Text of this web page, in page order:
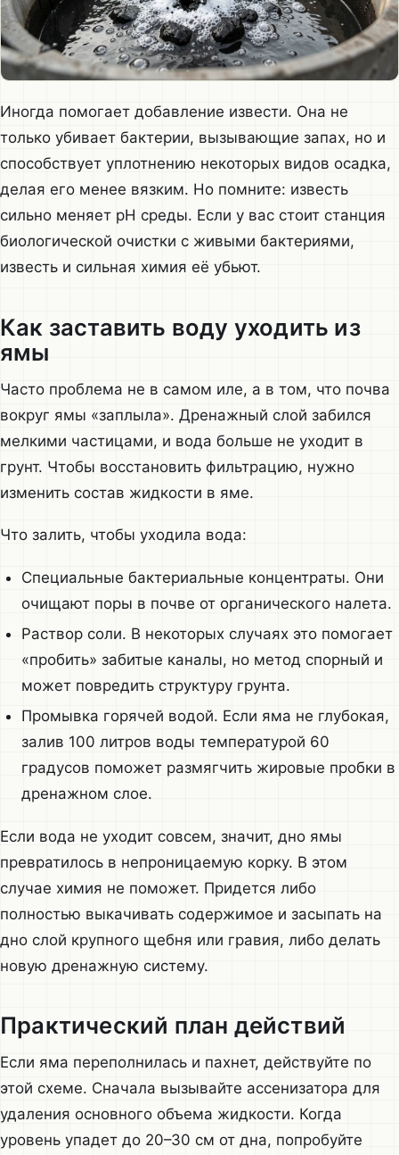
Иногда помогает добавление извести. Она не
только убивает бактерии, вызывающие запах, но и
способствует уплотнению некоторых видов осадка,
делая его менее вязким. Но помните: известь
сильно меняет pH среды. Если у вас стоит станция
биологической очистки с живыми бактериями,
известь и сильная химия её убьют.
Как заставить воду уходить из
ямы
Часто проблема не в самом иле, а в том, что почва
вокруг ямы «заплыла». Дренажный слой забился
мелкими частицами, и вода больше не уходит в
грунт. Чтобы восстановить фильтрацию, нужно
изменить состав жидкости в яме.
Что залить, чтобы уходила вода:
Специальные бактериальные концентраты. Они
очищают поры в почве от органического налета.
Раствор соли. В некоторых случаях это помогает
«пробить» забитые каналы, но метод спорный и
может повредить структуру грунта.
Промывка горячей водой. Если яма не глубокая,
залив 100 литров воды температурой 60
градусов поможет размягчить жировые пробки в
дренажном слое.
Если вода не уходит совсем, значит, дно ямы
превратилось в непроницаемую корку. В этом
случае химия не поможет. Придется либо
полностью выкачивать содержимое и засыпать на
дно слой крупного щебня или гравия, либо делать
новую дренажную систему.
Практический план действий
Если яма переполнилась и пахнет, действуйте по
этой схеме. Сначала вызывайте ассенизатора для
удаления основного объема жидкости. Когда
уровень упадет до 20–30 см от дна, попробуйте